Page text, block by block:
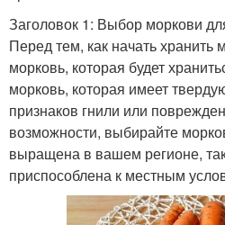
Заголовок 1: Выбор моркови
Перед тем, как начать
морковь, которая будет
морковь, которая имеет
признаков гнили или
возможности, выбирайте
выращена в вашем регионе,
приспособлена к местным